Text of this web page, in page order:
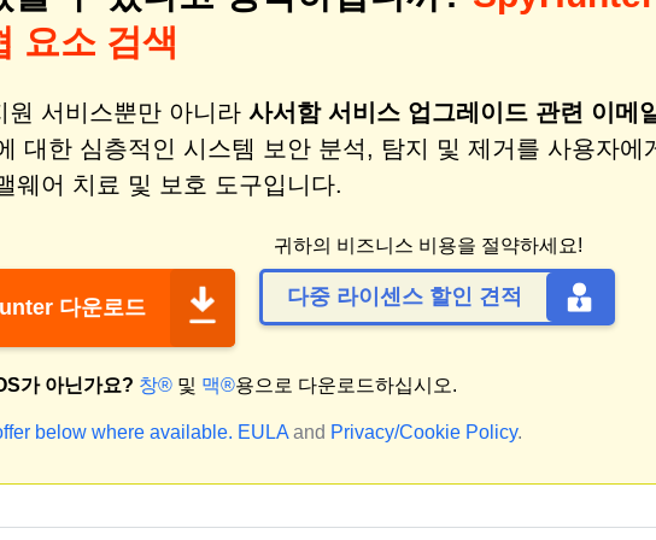
요소 검색
원 서비스뿐만 아니라 사서함 서비스 업그레이드 관련 이메
대한 심층적인 시스템 보안 분석, 탐지 및 제거를 사용자에
웨어 치료 및 보호 도구입니다.
다운로드
귀하의 비즈니스 비용을 절약하세요!
다중 라이센스 할인 견적
가 아닌가요? 창®및 맥®용으로 다운로드하십시오.
below where available. EULA and Privacy/Cookie Policy.